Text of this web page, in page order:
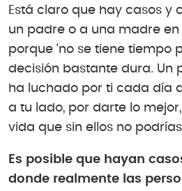
Está claro que hay casos y
un padre o a una madre
porque ‘no se tiene tiempo
decisión bastante dura. Un
ha luchado por ti cada día
a tu lado, por darte lo
vida que sin ellos no
Es posible que hayan
donde realmente las